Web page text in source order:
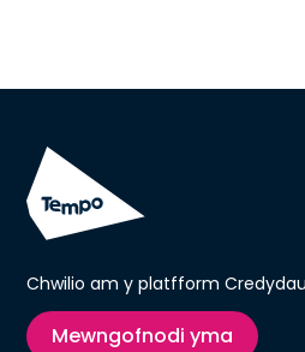
Chwilio am y platfform
Mewngofnodi yma